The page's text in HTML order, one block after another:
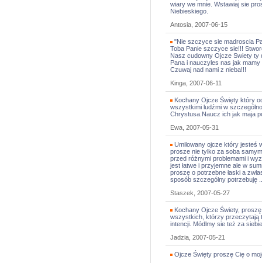
wiary we mnie. Wstawiaj sie
Niebieskiego.
Antosia, 2007-06-15
"Nie szczyce sie madroscia
Toba Panie szczyce sie!!!
Nasz cudowny Ojcze Swiety ty
Pana i nauczyles nas jak
Czuwaj nad nami z nieba!!!
Kinga, 2007-06-11
Kochany Ojcze Święty który
wszystkimi ludźmi w
Chrystusa.Naucz ich jak maja
Ewa, 2007-05-31
Umilowany ojcze który jesteś
prosze nie tylko za soba
przed różnymi problemami i
jest łatwe i przyjemne ale w
proszę o potrzebne łaski a
sposób szczególny potrzebuję
Staszek, 2007-05-27
Kochany Ojcze Świety,
wszystkich, którzy przeczytają
intencji. Módlmy sie też za
Jadzia, 2007-05-21
Ojcze Święty proszę Cię o